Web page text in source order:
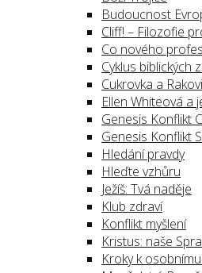
Budoucnost
Cliff! – Filozofie
Co nového
Cyklus biblických
Cukrovka a
Ellen Whiteová a
Genesis Konflikt
Genesis Konflikt
Hledání pravdy
Hleďte vzhůru
Ježíš: Tvá naděje
Klub zdraví
Konflikt myšlení
Kristus: naše
Kroky k